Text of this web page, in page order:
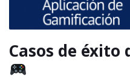
Casos de éxito